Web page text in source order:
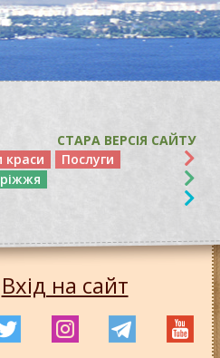
СТАРА ВЕРСІЯ САЙТУ
краси
Послуги
Вхід на сайт